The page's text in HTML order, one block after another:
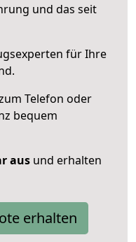
und das seit
für Ihre
Telefon oder
bequem
aus und erhalten
erhalten